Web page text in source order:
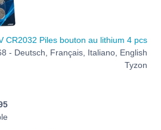
CR2032 Piles bouton au lithium 4 pcs
- Deutsch, Français, Italiano, English
Tyzon